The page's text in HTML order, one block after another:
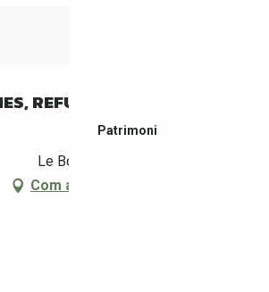
Patrimoni
REFUGE DE FAUNE ET DE
Le Boulou
Com arribar-hi